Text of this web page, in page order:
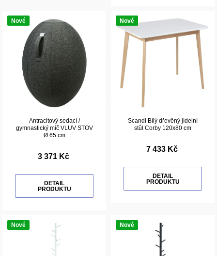
Nové
Antracitový sedací /
gymnastický míč VLUV STOV
Ø 65 cm
3 371 Kč
DETAIL
PRODUKTU
Nové
Scandi Bílý dřevěný jídelní
stůl Corby 120x80 cm
7 433 Kč
DETAIL
PRODUKTU
Nové Nové